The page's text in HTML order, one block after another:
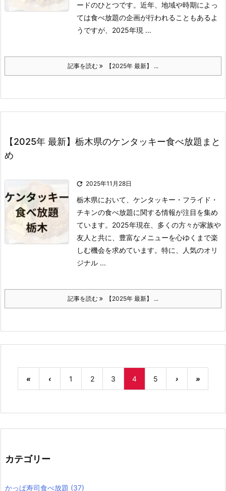
ードのひとつです。 近年、地域や時期によっ
ては食べ放題の企画が行われることもあるよ
うですが、2025年現 ...
記事を読む 【2025年 最新】 ...
【2025年 最新】栃木県のケンタッキー食べ放題まと
め
 2025年11月28日
栃木県において、ケンタッキー・フライド・
チキンの食べ放題に関する情報が注目を集め
ています。 2025年現在、多くの方々が家族や
友人と共に、豊富なメニューを心ゆくまで楽
しむ機会を求めています。 特に、人気のオリ
ジナル ...
記事を読む 【2025年 最新】 ...
« ‹ 1 2 3 4 5 › »
カテゴリー
かっぱ寿司食べ放題 (37)